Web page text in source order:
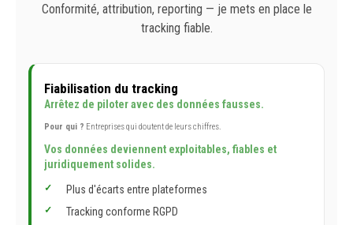
Conformité, attribution, reporting — je mets en place le
tracking fiable.
Fiabilisation du tracking
Arrêtez de piloter avec des données fausses.
Pour qui ? Entreprises qui doutent de leurs chiffres.
Vos données deviennent exploitables, fiables et
juridiquement solides.
Plus d'écarts entre plateformes
Tracking conforme RGPD